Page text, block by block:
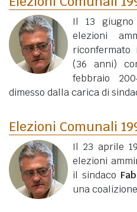
Il 13
elezioni
riconfermato
(36 anni)
febbraio
dimesso dalla carica di
Elezioni Comunali
Il 23 aprile
elezioni
il sindaco
una